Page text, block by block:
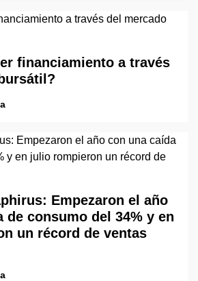
financiamiento a través
Empezaron el año
de consumo del 34% y en
un récord de ventas